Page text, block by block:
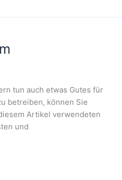
tun auch etwas Gutes für
betreiben, können Sie
Artikel verwendeten
und